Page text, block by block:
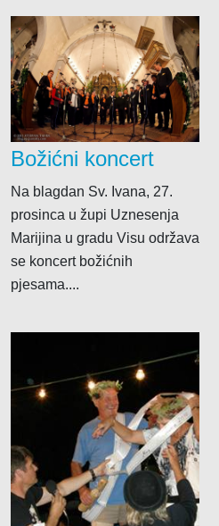
Božićni koncert
Na blagdan Sv. Ivana, 27.
prosinca u župi Uznesenja
Marijina u gradu Visu održava
se koncert božićnih
pjesama....